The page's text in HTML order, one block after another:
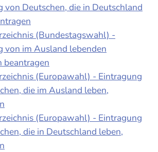
von Deutschen, die in Deutschland
(Bundestagswahl) -
von im Ausland lebenden
beantragen
(Europawahl) - Eintragung
die im Ausland leben,
(Europawahl) - Eintragung
die in Deutschland leben,